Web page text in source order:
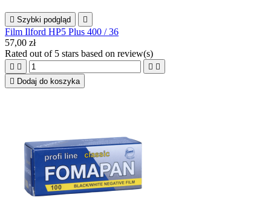
 Szybki podgląd 
Film Ilford HP5 Plus 400 / 36
57,00 zł
Rated out of 5 stars based on review(s)
   
 Dodaj do koszyka